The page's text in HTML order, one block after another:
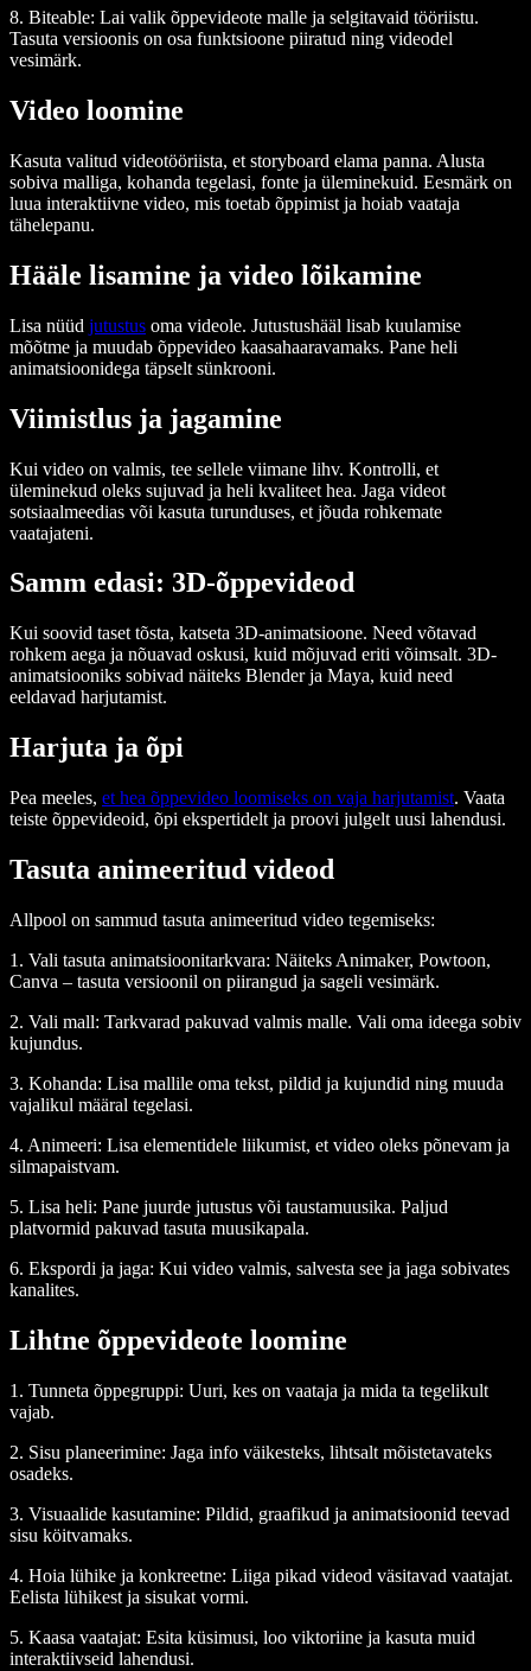
8. Biteable: Lai valik õppevideote malle ja selgitavaid tööriistu.
Tasuta versioonis on osa funktsioone piiratud ning videodel
vesimärk.
Video loomine
Kasuta valitud videotööriista, et storyboard elama panna. Alusta
sobiva malliga, kohanda tegelasi, fonte ja üleminekuid. Eesmärk on
luua interaktiivne video, mis toetab õppimist ja hoiab vaataja
tähelepanu.
Hääle lisamine ja video lõikamine
Lisa nüüd jutustus oma videole. Jutustushääl lisab kuulamise
mõõtme ja muudab õppevideo kaasahaaravamaks. Pane heli
animatsioonidega täpselt sünkrooni.
Viimistlus ja jagamine
Kui video on valmis, tee sellele viimane lihv. Kontrolli, et
üleminekud oleks sujuvad ja heli kvaliteet hea. Jaga videot
sotsiaalmeedias või kasuta turunduses, et jõuda rohkemate
vaatajateni.
Samm edasi: 3D-õppevideod
Kui soovid taset tõsta, katseta 3D-animatsioone. Need võtavad
rohkem aega ja nõuavad oskusi, kuid mõjuvad eriti võimsalt. 3D-
animatsiooniks sobivad näiteks Blender ja Maya, kuid need
eeldavad harjutamist.
Harjuta ja õpi
Pea meeles, et hea õppevideo loomiseks on vaja harjutamist. Vaata
teiste õppevideoid, õpi ekspertidelt ja proovi julgelt uusi lahendusi.
Tasuta animeeritud videod
Allpool on sammud tasuta animeeritud video tegemiseks:
1. Vali tasuta animatsioonitarkvara: Näiteks Animaker, Powtoon,
Canva – tasuta versioonil on piirangud ja sageli vesimärk.
2. Vali mall: Tarkvarad pakuvad valmis malle. Vali oma ideega sobiv
kujundus.
3. Kohanda: Lisa mallile oma tekst, pildid ja kujundid ning muuda
vajalikul määral tegelasi.
4. Animeeri: Lisa elementidele liikumist, et video oleks põnevam ja
silmapaistvam.
5. Lisa heli: Pane juurde jutustus või taustamuusika. Paljud
platvormid pakuvad tasuta muusikapala.
6. Ekspordi ja jaga: Kui video valmis, salvesta see ja jaga sobivates
kanalites.
Lihtne õppevideote loomine
1. Tunneta õppegruppi: Uuri, kes on vaataja ja mida ta tegelikult
vajab.
2. Sisu planeerimine: Jaga info väikesteks, lihtsalt mõistetavateks
osadeks.
3. Visuaalide kasutamine: Pildid, graafikud ja animatsioonid teevad
sisu köitvamaks.
4. Hoia lühike ja konkreetne: Liiga pikad videod väsitavad vaatajat.
Eelista lühikest ja sisukat vormi.
5. Kaasa vaatajat: Esita küsimusi, loo viktoriine ja kasuta muid
interaktiivseid lahendusi.